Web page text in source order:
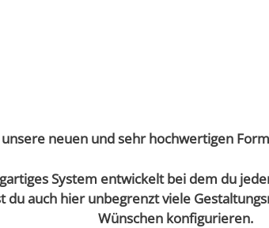
neuen und sehr hochwertigen
System entwickelt bei dem du
du auch hier unbegrenzt viele
Wünschen konfigurieren.